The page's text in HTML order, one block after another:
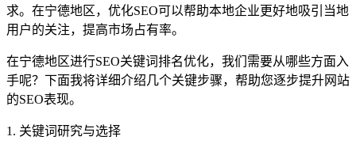
求。在宁德地区，优化SEO可以帮助本地企业更好地吸引当地
用户的关注，提高市场占有率。
在宁德地区进行SEO关键词排名优化，我们需要从哪些方面入
手呢？下面我将详细介绍几个关键步骤，帮助您逐步提升网站
的SEO表现。
1. 关键词研究与选择